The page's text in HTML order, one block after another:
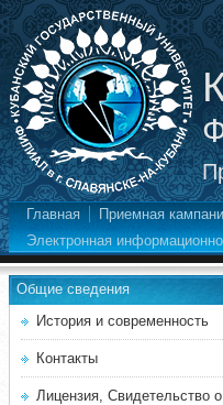
Главная Приемная
Электронная
Общие сведения
История и современность
Контакты
Лицензия, Свидетельство о